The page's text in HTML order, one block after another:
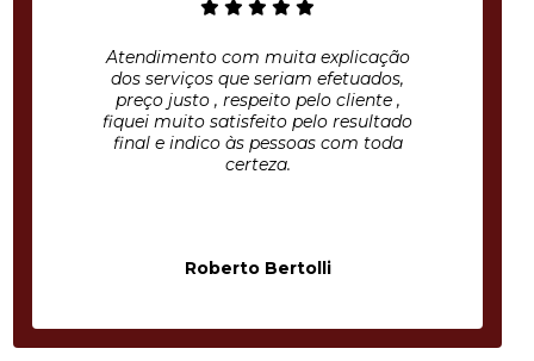
Atendimento com muita explicação
dos serviços que seriam efetuados,
preço justo , respeito pelo cliente ,
fiquei muito satisfeito pelo resultado
final e indico às pessoas com toda
certeza.
Roberto Bertolli